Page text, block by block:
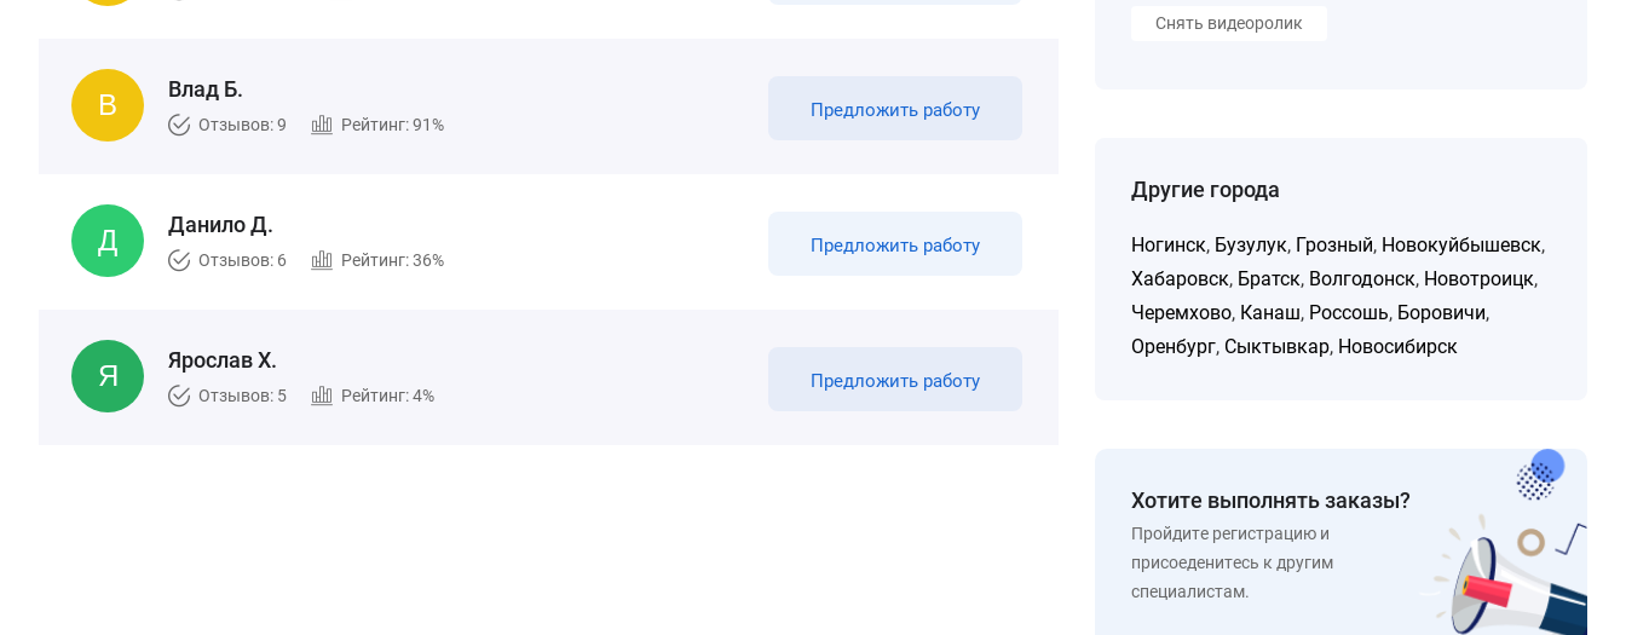
Влад Б.
Отзывов: 9 Рейтинг: 91%
Предложить работу
Данило Д.
Отзывов: 6 Рейтинг: 36%
Предложить работу
Ярослав Х.
Отзывов: 5 Рейтинг: 4%
Предложить работу
Снять видеоролик
Другие города
Ногинск, Бузулук, Грозный, Новокуйбышевск,
Хабаровск, Братск, Волгодонск, Новотроицк,
Черемхово, Канаш, Россошь, Боровичи,
Оренбург, Сыктывкар, Новосибирск
Хотите выполнять заказы?
Пройдите регистрацию и
присоеденитесь к другим
специалистам.